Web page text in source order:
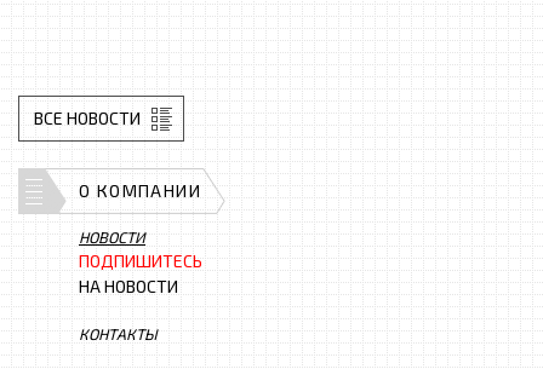
ВСЕ НОВОСТИ
О КОМПАНИИ
НОВОСТИ
ПОДПИШИТЕСЬ
НА НОВОСТИ
КОНТАКТЫ